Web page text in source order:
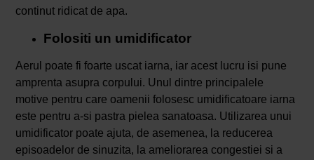
continut ridicat de apa.
Folositi un umidificator
Aerul poate fi foarte uscat iarna, iar acest lucru isi pune
amprenta asupra corpului. Unul dintre principalele
motive pentru care oamenii folosesc umidificatoare iarna
este pentru a-si pastra pielea sanatoasa. Utilizarea unui
umidificator poate ajuta, de asemenea, la reducerea
episoadelor de sinuzita, la ameliorarea congestiei si a